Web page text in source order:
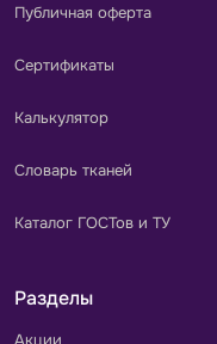
Публичная оферта
Сертификаты
Калькулятор
Словарь тканей
Каталог ГОСТов и ТУ
Разделы
Акции